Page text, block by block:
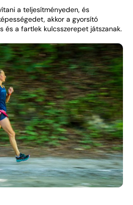
a teljesítményeden, és
akkor a gyorsító
és a fartlek kulcsszerepet játszanak.